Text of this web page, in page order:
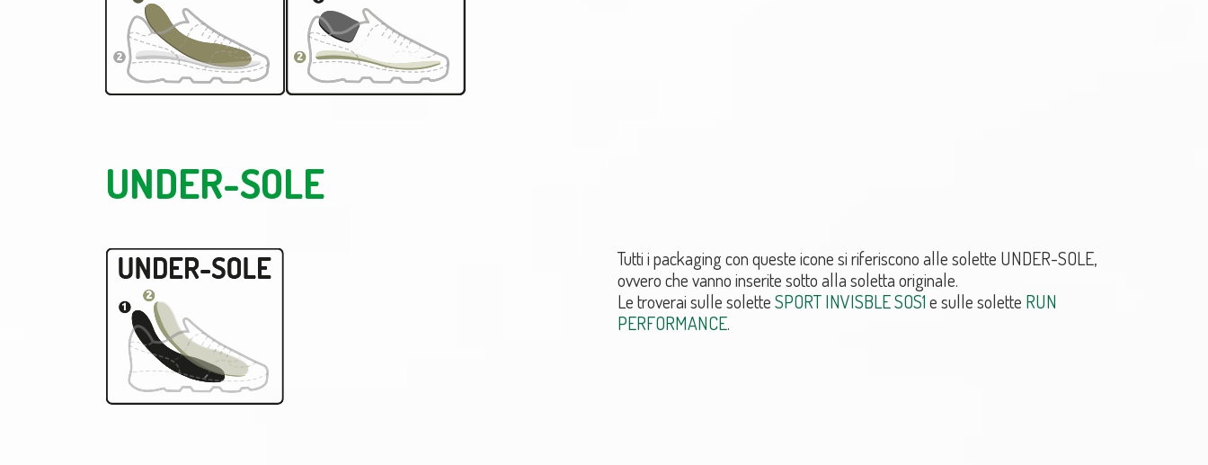
UNDER-SOLE
Tutti i packaging con queste icone si riferiscono alle solette UNDER-SOLE,
ovvero che vanno inserite sotto alla soletta originale.
Le troverai sulle soletteSPORT INVISBLE SOS1e sulle solette RUN
PERFORMANCE.